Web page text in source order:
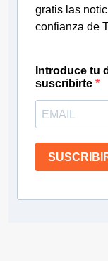
gratis las
confianza de
Introduce tu
suscribirte